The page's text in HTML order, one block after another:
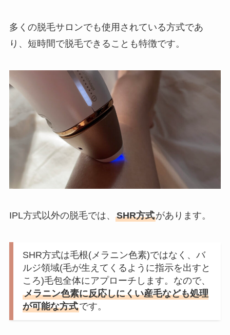
多くの脱毛サロンでも使用されている方式であ
り、短時間で脱毛できることも特徴です。
IPL方式以外の脱毛では、 SHR方式があります。
SHR方式は毛根(メラニン色素)ではなく、バ
ルジ領域(毛が生えてくるように指示を出すと
ころ)毛包全体にアプローチします。なので、
メラニン色素に反応しにくい産毛なども処理
が可能な方式です。